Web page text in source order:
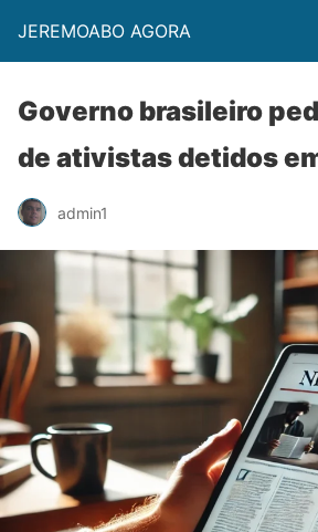
JEREMOABO AGORA
Governo brasileiro
de ativistas detidos
admin1